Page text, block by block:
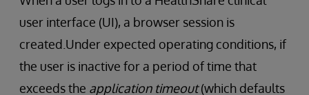
user interface (UI), a browser session is
created.Under expected operating conditions, if
the user is inactive for a period of time that
exceeds the application timeout(which defaults